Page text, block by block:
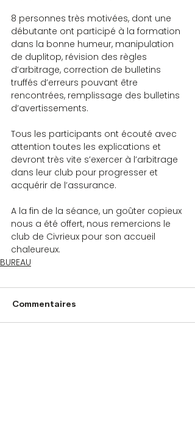
8 personnes très motivées, dont une
débutante ont participé à la formation
dans la bonne humeur, manipulation
de duplitop, révision des règles
d’arbitrage, correction de bulletins
truffés d’erreurs pouvant être
rencontrées, remplissage des bulletins
d’avertissements.
Tous les participants ont écouté avec
attention toutes les explications et
devront très vite s’exercer à l’arbitrage
dans leur club pour progresser et
acquérir de l’assurance.
A la fin de la séance, un goûter copieux
nous a été offert, nous remercions le
club de Civrieux pour son accueil
chaleureux.
BUREAU
Commentaires